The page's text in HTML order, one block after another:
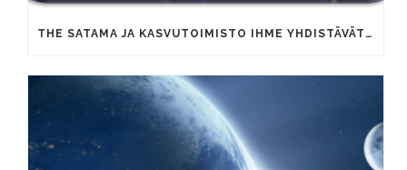
THE SATAMA JA KASVUTOIMISTO IHME YHDISTÄVÄT OSAAMISTAAN YRITYSTEN KAUPALLISEN KASVUN VAUHDITTAMISEKSI